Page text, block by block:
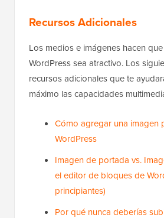
Recursos Adicionales
Los medios e imágenes hacen
WordPress sea atractivo. Los
recursos adicionales que te
máximo las capacidades
Cómo agregar una imagen
WordPress
Imagen de portada vs.
el editor de bloques de
principiantes)
Por qué nunca deberías